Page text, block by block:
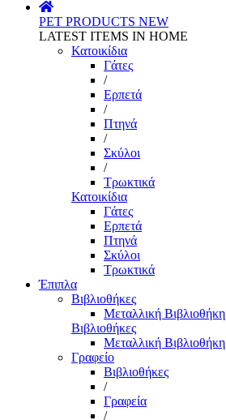
PET PRODUCTS NEW
LATEST ITEMS IN HOME
Κατοικίδια
Γάτες
/
Ερπετά
/
Πτηνά
/
Σκύλοι
/
Τρωκτικά
Κατοικίδια
Γάτες
Ερπετά
Πτηνά
Σκύλοι
Τρωκτικά
Έπιπλα
Βιβλιοθήκες
Μεταλλική Βιβλιοθήκη
Βιβλιοθήκες
Μεταλλική Βιβλιοθήκη
Γραφείο
Βιβλιοθήκες
/
Γραφεία
/